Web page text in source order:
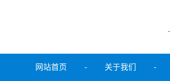
网站首页 - 关于我们 -